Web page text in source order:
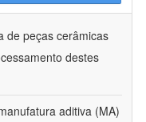
de peças cerâmicas
destes
aditiva (MA)